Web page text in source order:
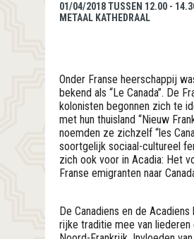
01/04/2018 TUSSEN 12.00 -
METAAL KATHEDRAAL
Onder Franse heerschappij
bekend als “Le Canada”. De
kolonisten begonnen zich te
met hun thuisland “Nieuw
noemden ze zichzelf “les
soortgelijk sociaal-cultureel
zich ook voor in Acadia: Het
Franse emigranten naar
De Canadiens en de
rijke traditie mee van liederen